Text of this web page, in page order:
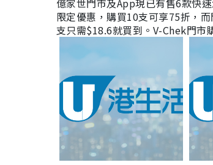
億家世門市及App現已有售6款快
限定優惠，購買10支可享75折，
支只需$18.6就買到。V-Chek門市